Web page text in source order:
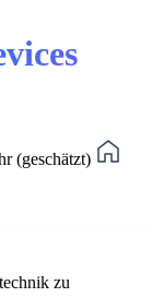
(geschätzt)
zu